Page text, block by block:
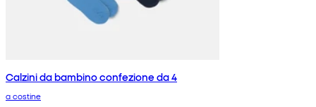
Calzini da bambino confezione da 4
a costine